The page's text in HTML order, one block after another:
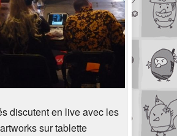
discutent en live avec les
artworks sur tablette